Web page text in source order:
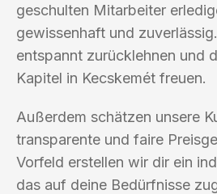
geschulten Mitarbeiter
gewissenhaft und
entspannt zurücklehnen und
Kapitel in Kecskemét freuen.
Außerdem schätzen unsere
transparente und faire
Vorfeld erstellen wir dir ein
das auf deine Bedürfnisse